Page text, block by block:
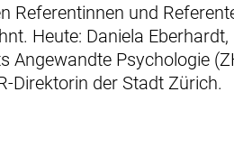
Referentinnen und
Heute: Daniela
Angewandte Psychologie
Direktorin der Stadt Zürich.